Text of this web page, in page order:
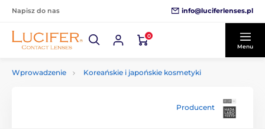
Napisz do nas info@luciferlenses.pl
0
Menu
Wprowadzenie Koreańskie i japońskie kosmetyki
Producent